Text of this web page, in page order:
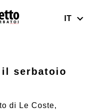
IT
il serbatoio
di Le Coste,